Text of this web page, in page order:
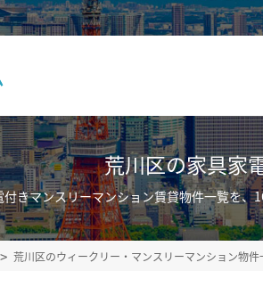
荒川区の家具家
きマンスリーマンション賃貸物件一覧を
荒川区のウィークリー・マンスリーマンション物件